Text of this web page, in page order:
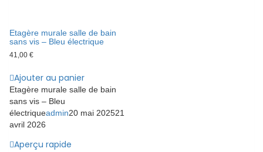
Etagère murale salle de bain
sans vis – Bleu électrique
41,00 €
Ajouter au panier
Etagère murale salle de bain
sans vis – Bleu
électriqueadmin20 mai 202521
avril 2026
Aperçu rapide